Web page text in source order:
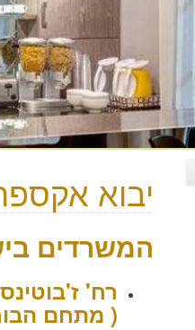
יבוא
המשרדים
רח'
( מתחם